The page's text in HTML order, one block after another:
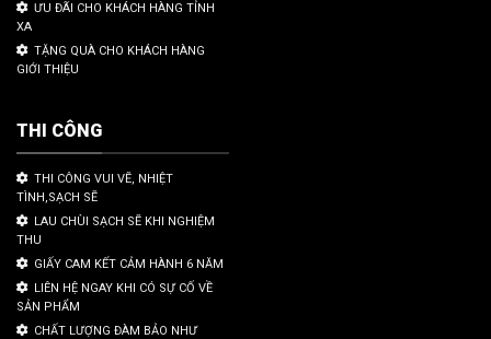
ƯU ĐÃI CHO KHÁCH HÀNG TỈNH
XA
TẶNG QUÀ CHO KHÁCH HÀNG
GIỚI THIỆU
THI CÔNG
THI CÔNG VUI VẼ, NHIỆT
TÌNH,SẠCH SẼ
LAU CHÙI SẠCH SẼ KHI NGHIỆM
THU
GIẤY CAM KẾT CẢM HÀNH 6 NĂM
LIÊN HỆ NGAY KHI CÓ SỰ CỐ VỀ
SẢN PHẨM
CHẤT LƯỢNG ĐÀM BẢO NHƯ